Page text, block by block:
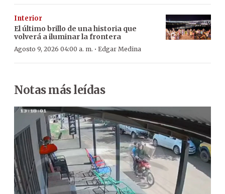
Interior
El último brillo de una historia que
volverá a iluminar la frontera
Agosto 9, 2026 04:00 a. m. · Edgar Medina
Notas más leídas